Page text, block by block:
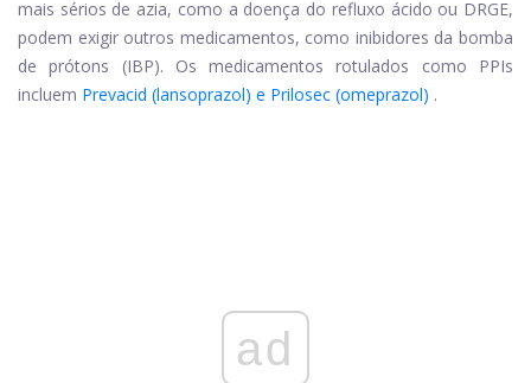
mais sérios de azia, como a doença do refluxo ácido ou DRGE,
podem exigir outros medicamentos, como inibidores da bomba
de prótons (IBP). Os medicamentos rotulados como PPIs
incluem Prevacid (lansoprazol) e Prilosec (omeprazol) .
ad